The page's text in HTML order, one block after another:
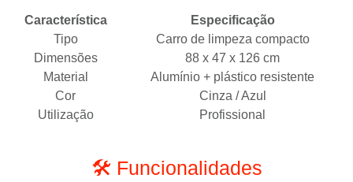
Característica
Especificação
Tipo
Carro de limpeza compacto
Dimensões
88 x 47 x 126 cm
Material
Alumínio + plástico resistente
Cor
Cinza / Azul
Utilização
Profissional
🛠️ Funcionalidades